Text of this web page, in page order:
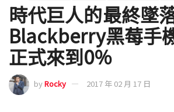
時代巨人的最終墜
Blackberry黑莓手
正式來到0%
byRocky 2017 年 02 月 17 日